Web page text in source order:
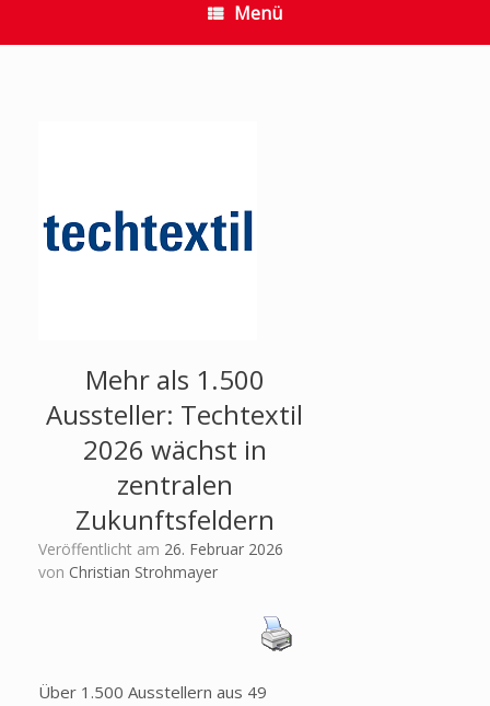
Menü
Mehr als 1.500
Aussteller: Techtextil
2026 wächst in
zentralen
Zukunftsfeldern
Veröffentlicht am 26. Februar 2026
von Christian Strohmayer
Über 1.500 Ausstellern aus 49